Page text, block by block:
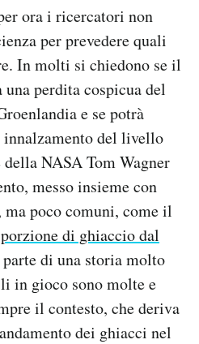
ora i ricercatori non
per prevedere quali
In molti si chiedono se il
perdita cospicua del
e se potrà
innalzamento del livello
NASA Tom Wagner
messo insieme con
poco comuni, come il
di ghiaccio dal
parte di una storia molto
in gioco sono molte e
il contesto, che deriva
dei ghiacci nel